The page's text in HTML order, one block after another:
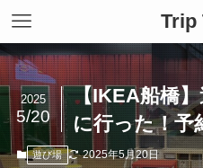
Trip
【IKEA船橋
に行った！予
2025
5/20
遊び場 2025年5月20日